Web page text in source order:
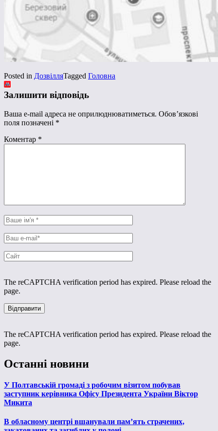
Posted in ДозвілляTagged Головна
Залишити відповідь
Ваша e-mail адреса не оприлюднюватиметься. Обов’язкові
поля позначені *
Коментар *
The reCAPTCHA verification period has expired. Please reload the
page.
The reCAPTCHA verification period has expired. Please reload the
page.
Останні новини
У Полтавській громаді з робочим візитом побував
заступник керівника Офісу Президента України Віктор
Микита
В обласному центрі вшанували пам’ять страчених,